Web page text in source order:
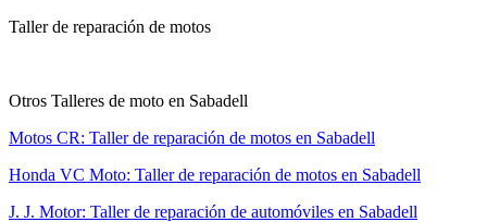
Taller de reparación de motos
Otros Talleres de moto en Sabadell
Motos CR: Taller de reparación de motos en Sabadell
Honda VC Moto: Taller de reparación de motos en Sabadell
J. J. Motor: Taller de reparación de automóviles en Sabadell